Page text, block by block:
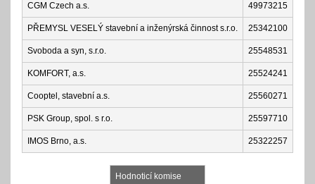
CGM Czech a.s. 49973215
PŘEMYSL VESELÝ stavební a inženýrská činnost s.r.o. 25342100
Svoboda a syn, s.r.o. 25548531
KOMFORT, a.s. 25524241
Cooptel, stavební a.s. 25560271
PSK Group, spol. s r.o. 25597710
IMOS Brno, a.s. 25322257
Hodnoticí komise